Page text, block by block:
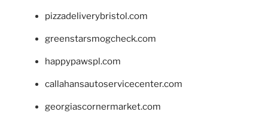
pizzadeliverybristol.com
greenstarsmogcheck.com
happypawspl.com
callahansautoservicecenter.com
georgiascornermarket.com